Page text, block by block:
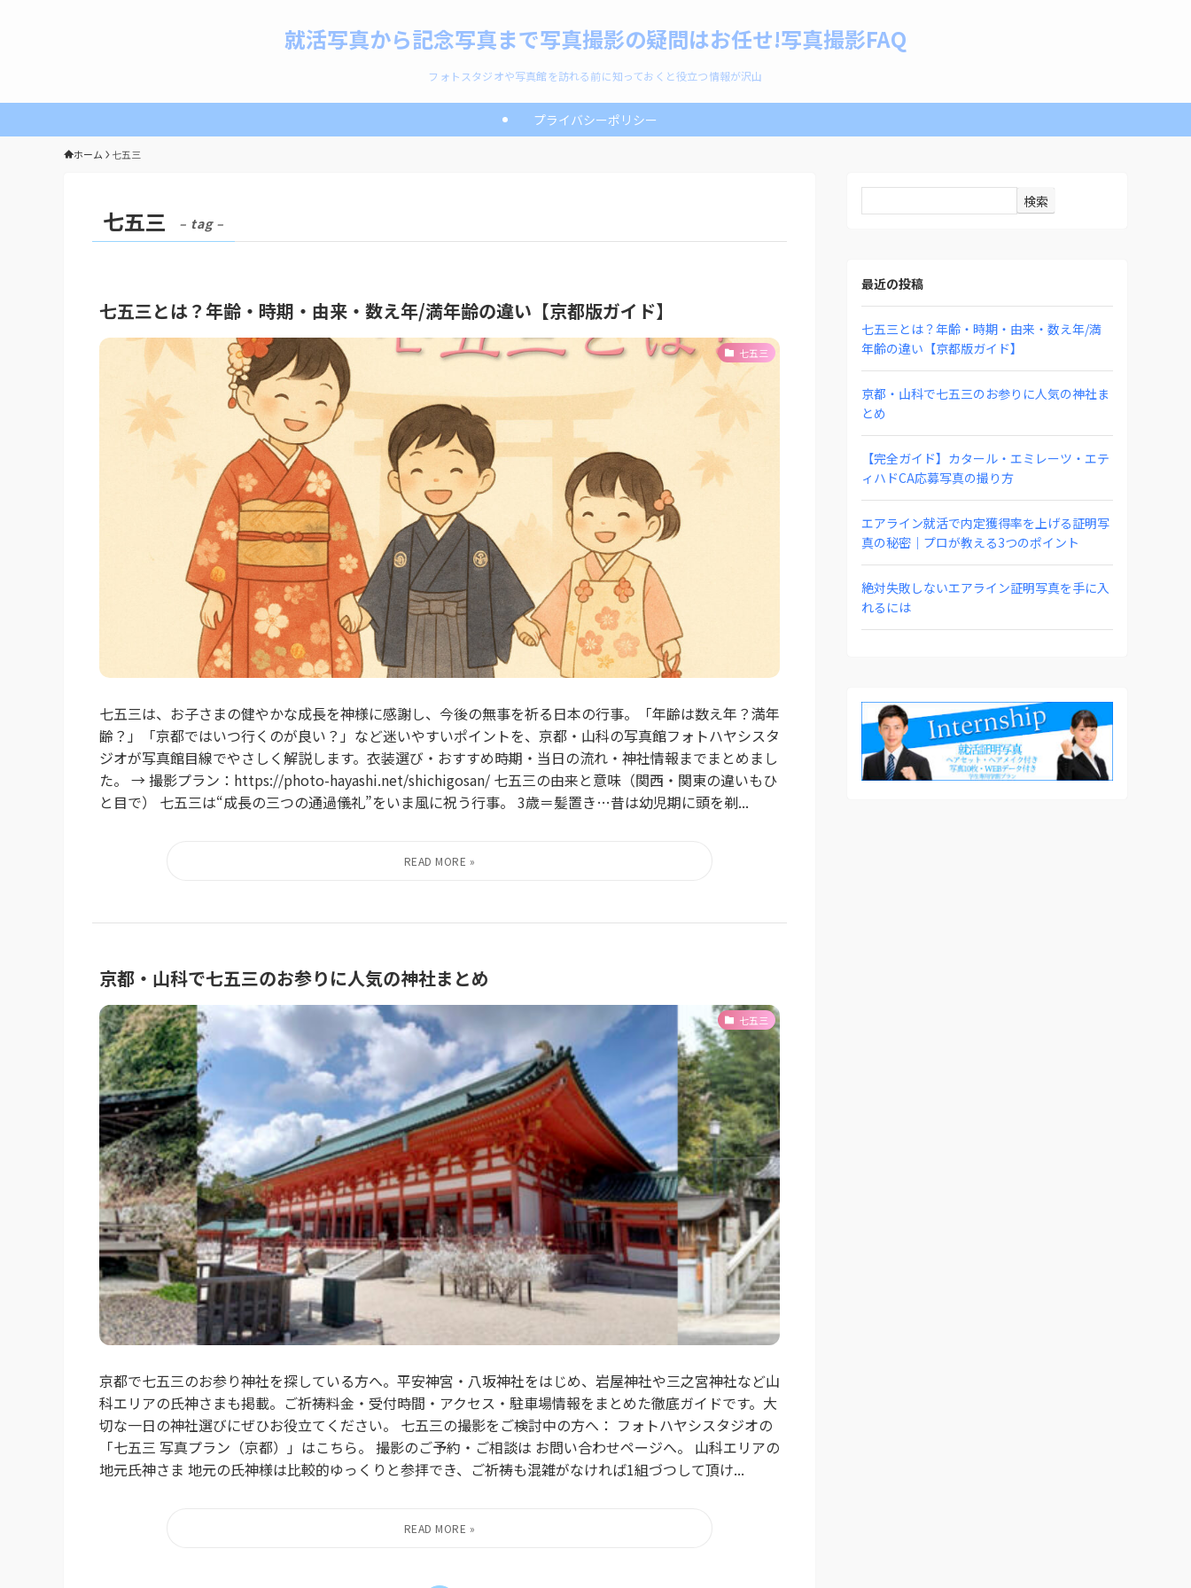
就活写真から記念写真まで写真撮影の疑問はお任せ!写真撮影FAQ
フォトスタジオや写真館を訪れる前に知っておくと役立つ情報が沢山
プライバシーポリシー
ホーム 七五三
七五三 – tag –
七五三とは？年齢・時期・由来・数え年/満年齢の違い【京都版ガイド】
七五三
七五三は、お子さまの健やかな成長を神様に感謝し、今後の無事を祈る日本の行事。「年齢は数え年？満年
齢？」「京都ではいつ行くのが良い？」など迷いやすいポイントを、京都・山科の写真館フォトハヤシスタ
ジオが写真館目線でやさしく解説します。衣装選び・おすすめ時期・当日の流れ・神社情報までまとめまし
た。 → 撮影プラン：https://photo-hayashi.net/shichigosan/ 七五三の由来と意味（関西・関東の違いもひ
と目で） 七五三は“成長の三つの通過儀礼”をいま風に祝う行事。 3歳＝髪置き…昔は幼児期に頭を剃...
京都・山科で七五三のお参りに人気の神社まとめ
七五三
京都で七五三のお参り神社を探している方へ。平安神宮・八坂神社をはじめ、岩屋神社や三之宮神社など山
科エリアの氏神さまも掲載。ご祈祷料金・受付時間・アクセス・駐車場情報をまとめた徹底ガイドです。大
切な一日の神社選びにぜひお役立てください。 七五三の撮影をご検討中の方へ： フォトハヤシスタジオの
「七五三 写真プラン（京都）」はこちら。 撮影のご予約・ご相談は お問い合わせページへ。 山科エリアの
地元氏神さま 地元の氏神様は比較的ゆっくりと参拝でき、ご祈祷も混雑がなければ1組づつして頂け...
検索
最近の投稿
七五三とは？年齢・時期・由来・数え年/満
年齢の違い【京都版ガイド】
京都・山科で七五三のお参りに人気の神社ま
とめ
【完全ガイド】カタール・エミレーツ・エテ
ィハドCA応募写真の撮り方
エアライン就活で内定獲得率を上げる証明写
真の秘密｜プロが教える3つのポイント
絶対失敗しないエアライン証明写真を手に入
れるには